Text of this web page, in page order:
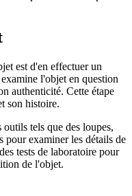
est d'en effectuer un
l'objet en question
authenticité. Cette étape
son histoire.
tels que des loupes,
pour examiner les détails de
tests de laboratoire pour
de l'objet.